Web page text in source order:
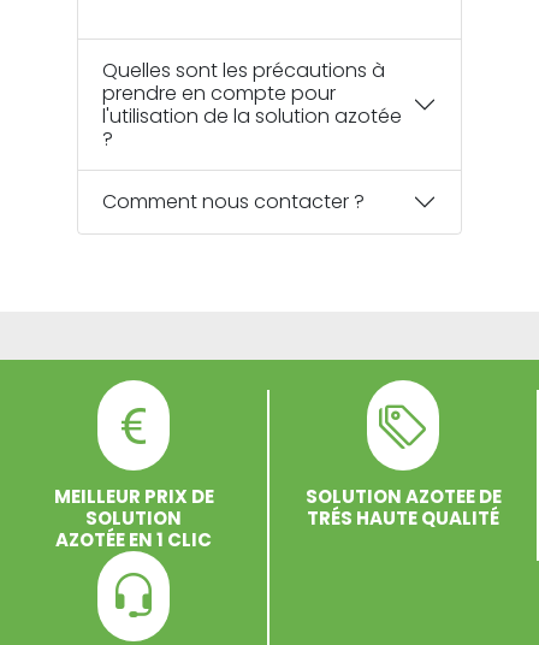
Quelles sont les précautions à
prendre en compte pour
l'utilisation de la solution azotée
?
Comment nous contacter ?
MEILLEUR PRIX DE
SOLUTION
AZOTÉE EN 1 CLIC
SOLUTION AZOTEE DE
TRÉS HAUTE QUALITÉ